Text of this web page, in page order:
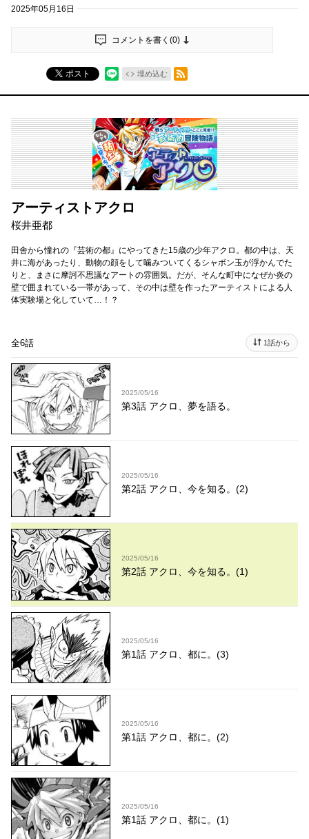
2025年05月16日
コメントを書く(0)
ポスト 埋め込む
RSSフィード
アーティストアクロ
桜井亜都
田舎から憧れの『芸術の都』にやってきた15歳の少年アクロ。都の中は、天
井に海があったり、動物の顔をして噛みついてくるシャボン玉が浮かんでた
りと、まさに摩訶不思議なアートの雰囲気。だが、そんな町中になぜか炎の
壁で囲まれている一帯があって、その中は壁を作ったアーティストによる人
体実験場と化していて…！？
全6話 1話から
2025/05/16
第3話 アクロ、夢を語る。
2025/05/16
第2話 アクロ、今を知る。(2)
2025/05/16
第2話 アクロ、今を知る。(1)
2025/05/16
第1話 アクロ、都に。(3)
2025/05/16
第1話 アクロ、都に。(2)
2025/05/16
第1話 アクロ、都に。(1)